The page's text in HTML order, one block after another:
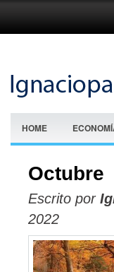
HOME
Octubre
Escrito por
2022